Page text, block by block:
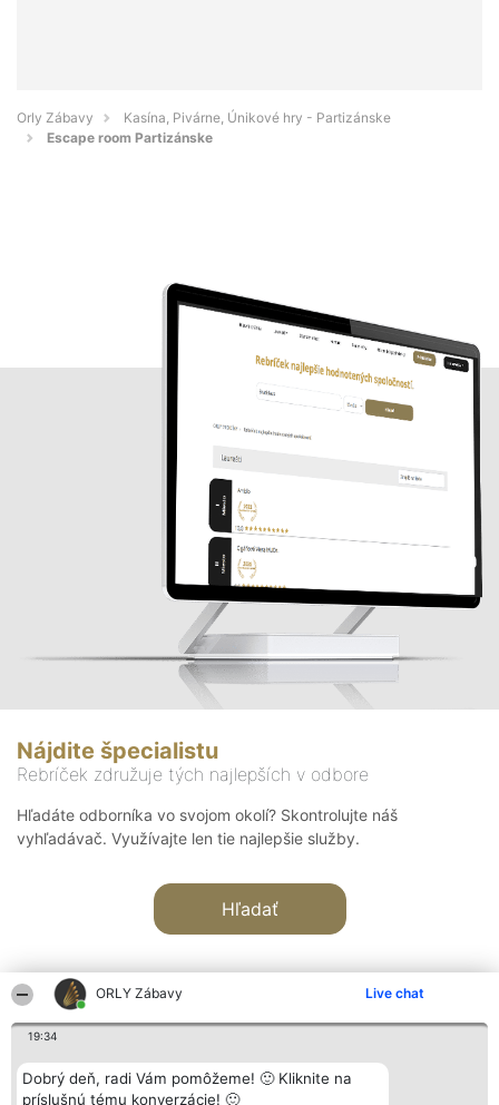
ORLY Zábavy Live chat
19:34
Dobrý deň, radi Vám pomôžeme! 🙂 Kliknite na
príslušnú tému konverzácie! 🙂
Orly Zábavy
Kasína, Pivárne, Únikové hry - Partizánske
Escape room Partizánske
Nájdite špecialistu
Rebríček združuje tých najlepších v odbore
Hľadáte odborníka vo svojom okolí? Skontrolujte náš
vyhľadávač. Využívajte len tie najlepšie služby.
Hľadať
Organizátor hodnotenia
Bright Side Solutions sp. z o.
Hodnotenie
Laureáti
Kontakt
Kontakt